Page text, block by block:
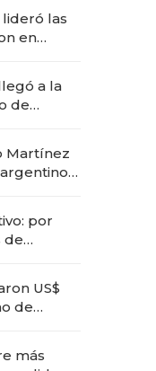
las
en
a la
de
Martínez
por
de
US$
de
más